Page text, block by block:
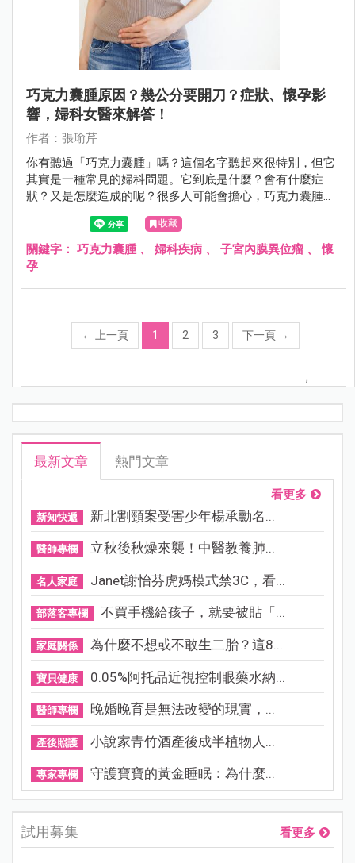
巧克力囊腫原因？幾公分要開刀？症狀、懷孕影
響，婦科女醫來解答！
作者：張瑜芹
你有聽過「巧克力囊腫」嗎？這個名字聽起來很特別，但它
其實是一種常見的婦科問題。它到底是什麼？會有什麼症
狀？又是怎麼造成的呢？很多人可能會擔心，巧克力囊腫會
影響懷孕嗎？它會自己消失嗎？如果需要開刀，要多大才需
要？手術後的恢復期又要多久？這篇文章由婦產科張瑜芹醫
師，帶你了解這個影響許多女性健康的問題。
收藏
關鍵字： 巧克力囊腫、 婦科疾病 、 子宮內膜異位瘤 、懷
孕
← 上一頁 1 2 3 下一頁 →
;
最新文章 熱門文章
看更多
新知快遞 新北割頸案受害少年楊承勳名...
醫師專欄 立秋後秋燥來襲！中醫教養肺...
名人家庭 Janet謝怡芬虎媽模式禁3C，看...
部落客專欄 不買手機給孩子，就要被貼「...
家庭關係 為什麼不想或不敢生二胎？這8...
寶貝健康 0.05%阿托品近視控制眼藥水納...
醫師專欄 晚婚晚育是無法改變的現實，...
產後照護 小說家青竹酒產後成半植物人...
專家專欄 守護寶寶的黃金睡眠：為什麼...
試用募集 看更多